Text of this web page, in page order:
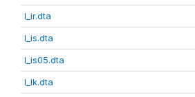
l_ir.dta
l_is.dta
l_is05.dta
l_lk.dta